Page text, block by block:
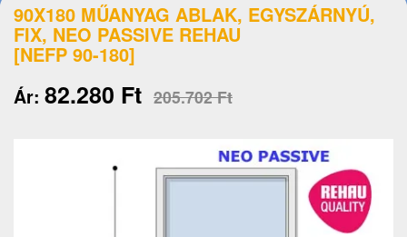
90X180 MŰANYAG ABLAK, EGYSZÁRNYÚ,
FIX, NEO PASSIVE REHAU
[NEFP 90-180]
Ár: 82.280 Ft 205.702 Ft